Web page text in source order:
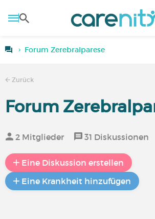
Forum Zerebralparese
Zurück
Forum
2 Mitglieder 31 Diskussionen
Eine Diskussion erstellen
Eine Krankheit hinzufügen